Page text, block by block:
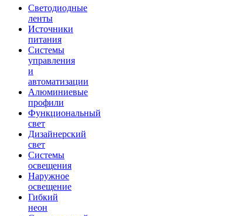
Светодиодные
ленты
Источники
питания
Системы
управления
и
автоматизации
Алюминиевые
профили
Функциональный
свет
Дизайнерский
свет
Системы
освещения
Наружное
освещение
Гибкий
неон